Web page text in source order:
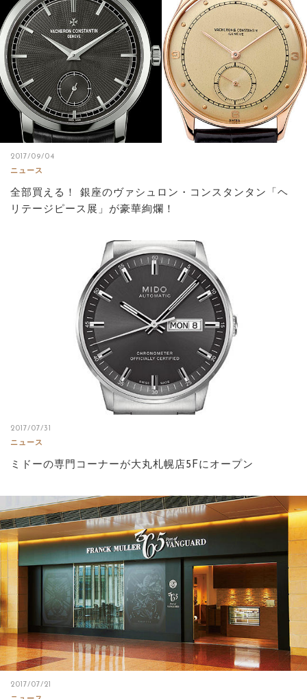
2017/09/04
ニュース
全部買える！ 銀座のヴァシュロン・コンスタンタン「ヘ
リテージピース展」が豪華絢爛！
2017/07/31
ニュース
ミドーの専門コーナーが大丸札幌店5Fにオープン
2017/07/21